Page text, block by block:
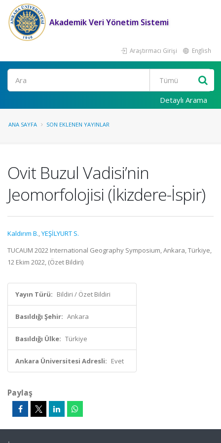
Akademik Veri Yönetim Sistemi
Araştırmacı Girişi English
Ara
Detaylı Arama
ANA SAYFA SON EKLENEN YAYINLAR
Ovit Buzul Vadisi’nin
Jeomorfolojisi (İkizdere-İspir)
Kaldırım B.,YEŞİLYURT S.
TUCAUM 2022 International Geography Symposium, Ankara, Türkiye,
12 Ekim 2022, (Özet Bildiri)
Yayın Türü: Bildiri / Özet Bildiri
Basıldığı Şehir: Ankara
Basıldığı Ülke: Türkiye
Ankara Üniversitesi Adresli: Evet
Paylaş